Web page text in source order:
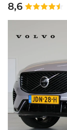
8,6